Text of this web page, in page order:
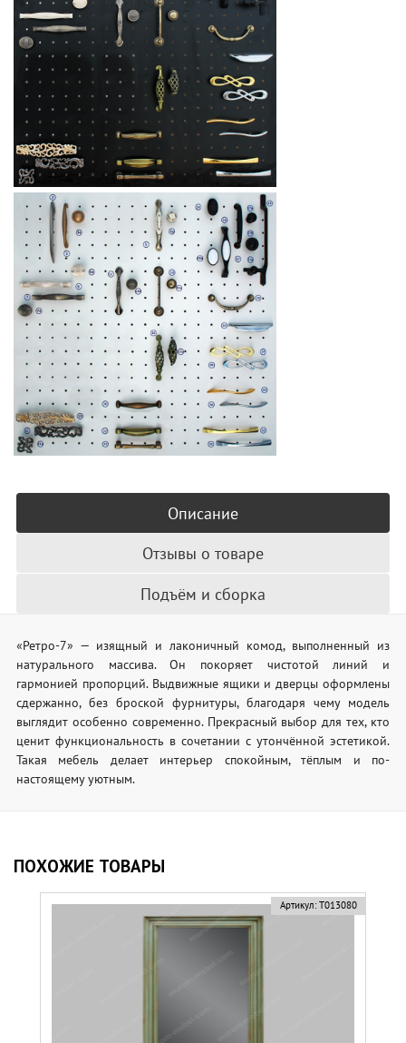
Описание
Отзывы о товаре
Подъём и сборка
«Ретро-7» — изящный и лаконичный комод, выполненный из
натурального массива. Он покоряет чистотой линий и
гармонией пропорций. Выдвижные ящики и дверцы оформлены
сдержанно, без броской фурнитуры, благодаря чему модель
выглядит особенно современно. Прекрасный выбор для тех, кто
ценит функциональность в сочетании с утончённой эстетикой.
Такая мебель делает интерьер спокойным, тёплым и по-
настоящему уютным.
ПОХОЖИЕ ТОВАРЫ
Артикул: Т013080